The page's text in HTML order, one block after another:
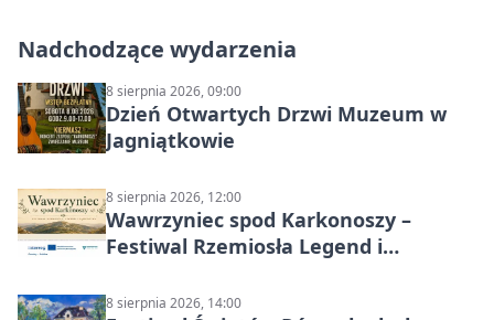
Nadchodzące wydarzenia
8 sierpnia 2026, 09:00
Dzień Otwartych Drzwi Muzeum w
Jagniątkowie
8 sierpnia 2026, 12:00
Wawrzyniec spod Karkonoszy –
Festiwal Rzemiosła Legend i
8 sierpnia 2026, 14:00